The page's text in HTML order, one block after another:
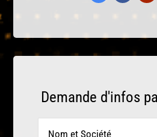
Demande d'infos